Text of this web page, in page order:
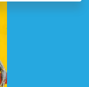
Dating App Abo